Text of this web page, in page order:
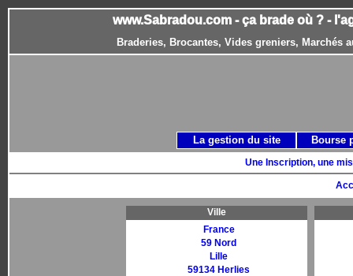
www.Sabradou.com - ça brade où ? -
Braderies, Brocantes, Vides greniers, Marchés
Une Inscription, une
Ville
France
59 Nord
Lille
59134 Herlies
La gestion du site Bourse